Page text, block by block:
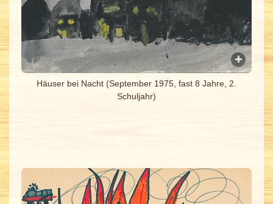
Häuser bei Nacht (September 1975, fast 8 Jahre, 2.
Schuljahr)